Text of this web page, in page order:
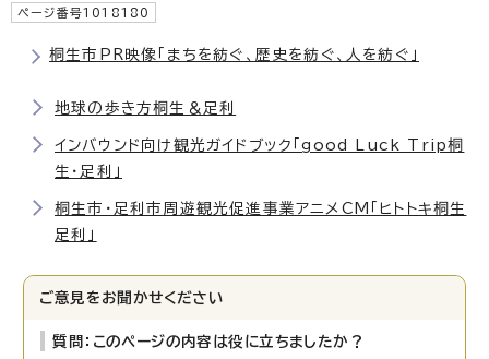
ページ番号1018180
桐生市PR映像「まちを紡ぐ、歴史を紡ぐ、人を紡ぐ」
地球の歩き方桐生＆足利
インバウンド向け観光ガイドブック「good Luck Trip桐
生・足利」
桐生市・足利市周遊観光促進事業アニメCM「ヒトトキ桐生
足利」
ご意見をお聞かせください
質問：このページの内容は役に立ちましたか？